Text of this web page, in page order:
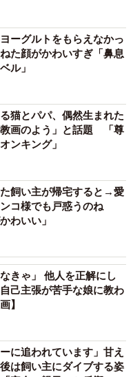
ーグルトをもらえなかっ
た顔がかわいすぎ「鼻息
ル」
猫とパパ、偶然生まれた
画のよう」と話題 「尊
ンキング」
飼い主が帰宅すると→愛
コ様でも戸惑うのね
わいい」
きゃ」 他人を正解にし
己主張が苦手な娘に教わ
】
に追われています」甘え
は飼い主にダイブする姿